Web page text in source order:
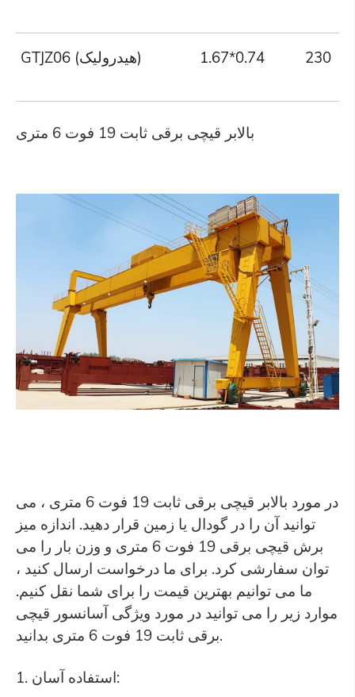
GTJZ06 (هیدرولیک) 1.67*0.74 230
بالابر قیچی برقی ثابت 19 فوت 6 متری
در مورد بالابر قیچی برقی ثابت 19 فوت 6 متری ، می
توانید آن را در گودال یا زمین قرار دهید. اندازه میز
برش قیچی برقی 19 فوت 6 متری و وزن بار را می
توان سفارشی کرد. برای ما درخواست ارسال کنید ،
ما می توانیم بهترین قیمت را برای شما نقل کنیم.
موارد زیر را می توانید در مورد ویژگی آسانسور قیچی
برقی ثابت 19 فوت 6 متری بدانید.
1. استفاده آسان: